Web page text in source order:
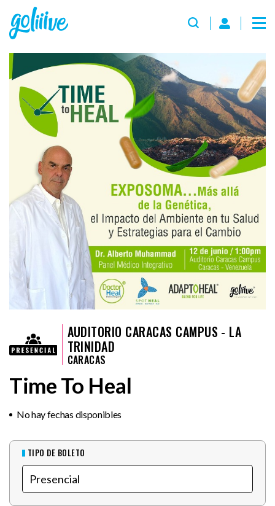
AUDITORIO CARACAS CAMPUS - LA
TRINIDAD
CARACAS
Time To Heal
No hay fechas disponibles
TIPO DE BOLETO